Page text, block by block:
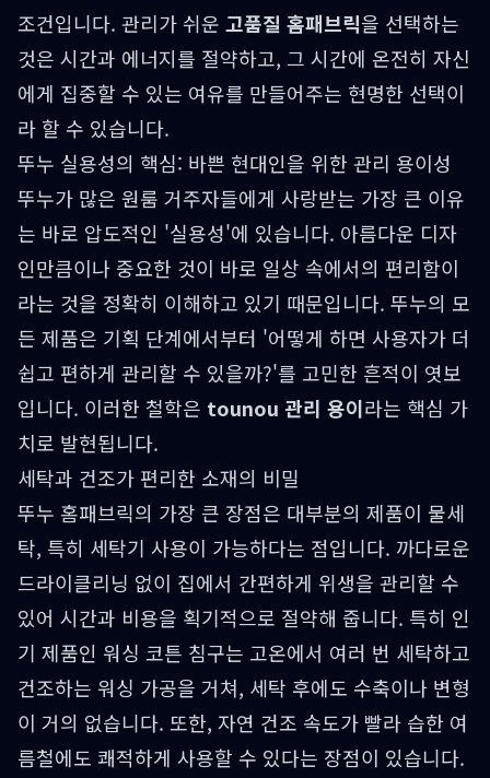
조건입니다. 관리가 쉬운 고품질 홈패브릭을 선택하는
것은 시간과 에너지를 절약하고, 그 시간에 온전히 자신
에게 집중할 수 있는 여유를 만들어주는 현명한 선택이
라 할 수 있습니다.
뚜누 실용성의 핵심: 바쁜 현대인을 위한 관리 용이성
뚜누가 많은 원룸 거주자들에게 사랑받는 가장 큰 이유
는 바로 압도적인 '실용성'에 있습니다. 아름다운 디자
인만큼이나 중요한 것이 바로 일상 속에서의 편리함이
라는 것을 정확히 이해하고 있기 때문입니다. 뚜누의 모
든 제품은 기획 단계에서부터 '어떻게 하면 사용자가 더
쉽고 편하게 관리할 수 있을까?'를 고민한 흔적이 엿보
입니다. 이러한 철학은 tounou 관리 용이라는 핵심 가
치로 발현됩니다.
세탁과 건조가 편리한 소재의 비밀
뚜누 홈패브릭의 가장 큰 장점은 대부분의 제품이 물세
탁, 특히 세탁기 사용이 가능하다는 점입니다. 까다로운
드라이클리닝 없이 집에서 간편하게 위생을 관리할 수
있어 시간과 비용을 획기적으로 절약해 줍니다. 특히 인
기 제품인 워싱 코튼 침구는 고온에서 여러 번 세탁하고
건조하는 워싱 가공을 거쳐, 세탁 후에도 수축이나 변형
이 거의 없습니다. 또한, 자연 건조 속도가 빨라 습한 여
름철에도 쾌적하게 사용할 수 있다는 장점이 있습니다.